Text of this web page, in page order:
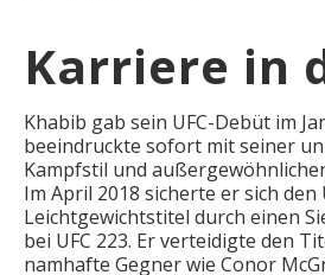
Karriere in
Khabib gab sein UFC-Debüt im
beeindruckte sofort mit seiner
Kampfstil und
Im April 2018 sicherte er sich den
Leichtgewichtstitel durch einen
bei UFC 223. Er verteidigte den
namhafte Gegner wie Conor